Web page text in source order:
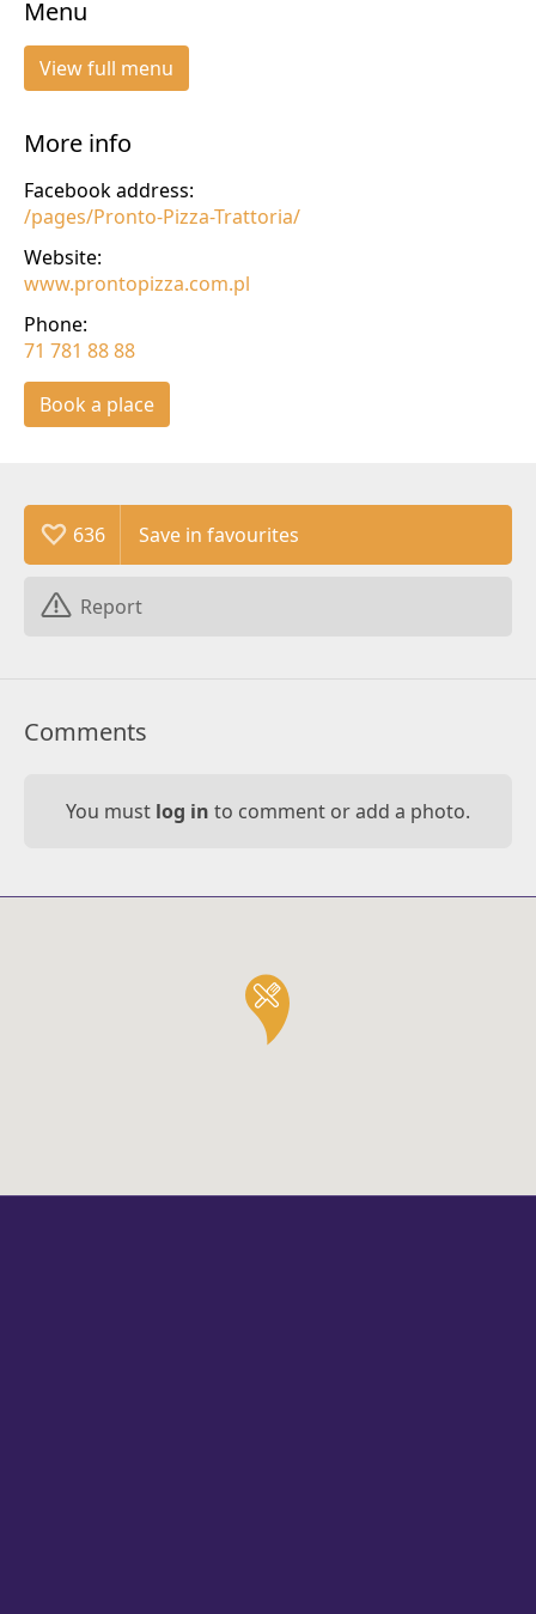
Menu
View full menu
More info
Facebook address:
/pages/Pronto-Pizza-Trattoria/
Website:
www.prontopizza.com.pl
Phone:
71 781 88 88
Book a place
636
Report
Comments
You must log in to comment or add a photo.